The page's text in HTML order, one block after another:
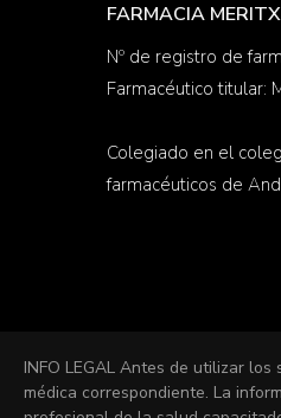
FARMACIA
Nº de registro de
Farmacéutico titular:
Colegiado en el
farmacéuticos de
INFO LEGAL Antes de utilizar
médica correspondiente. La